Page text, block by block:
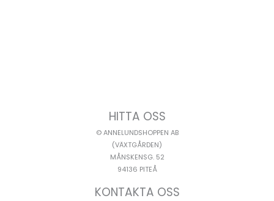
HITTA OSS
© ANNELUNDSHOPPEN AB
(VÄXTGÅRDEN)
MÅNSKENSG. 52
94136 PITEÅ
KONTAKTA OSS